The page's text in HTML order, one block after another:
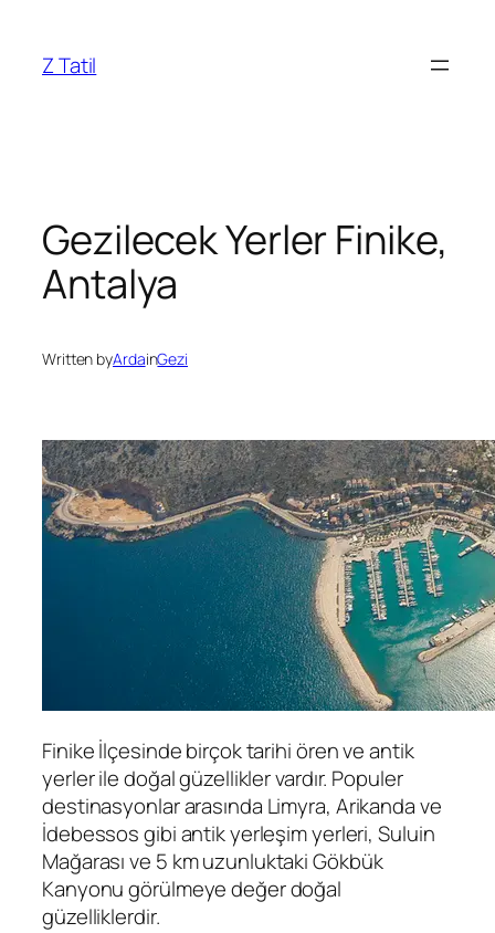
Z Tatil
Gezilecek Yerler Finike,
Antalya
Written byArdainGezi
Finike İlçesinde birçok tarihi ören ve antik
yerler ile doğal güzellikler vardır. Populer
destinasyonlar arasında Limyra, Arikanda ve
İdebessos gibi antik yerleşim yerleri, Suluin
Mağarası ve 5 km uzunluktaki Gökbük
Kanyonu görülmeye değer doğal
güzelliklerdir.